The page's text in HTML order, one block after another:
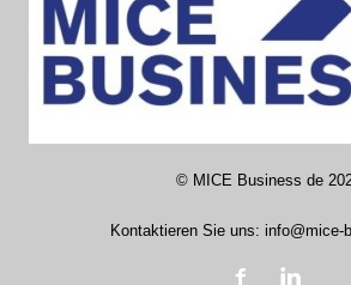
© MICE Business de
Kontaktieren Sie uns: info@mice-